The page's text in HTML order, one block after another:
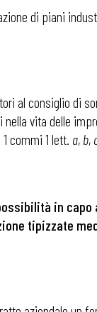
di piani
al consiglio di
vita delle
commi 1 lett. a, b,
in
tipizzate